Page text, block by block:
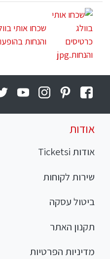
שכחו אותי
והנחות בהופעות
אודות
אודות Ticketsi
שירות לקוחות
ביטול עסקה
תקנון האתר
מדיניות הפרטיות